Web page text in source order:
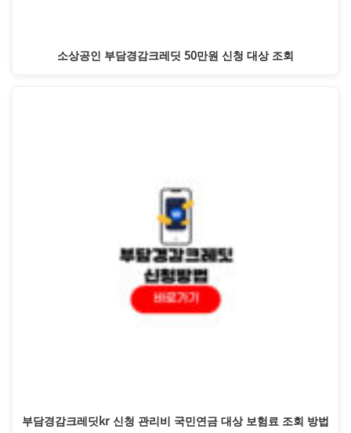
소상공인 부담경감크레딧 50만원 신청 대상 조회
부담경감크레딧kr 신청 관리비 국민연금 대상 보험료 조회 방법